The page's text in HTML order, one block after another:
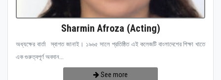
Sharmin Afroza (Acting)
অধ্যক্ষের বার্তা স্বাগত জানাই। ১৯৬৫ সালে প্রতিষ্ঠিত এই কলেজটি বাংলাদেশের শিক্ষা খাতে
এক গুরুত্বপূর্ণ অবদান...
See more